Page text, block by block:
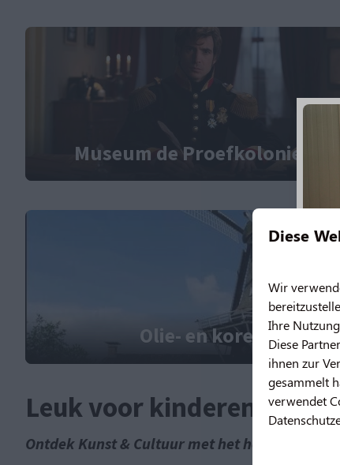
Museum de Proefkolonie
Olie- en korenmolen
Leuk voor kinderen
Ontdek Kunst & Cultuur met het hele gezin!
Diese
Wir
Ihre
Diese
ihnen zur
gesammelt
verwendet